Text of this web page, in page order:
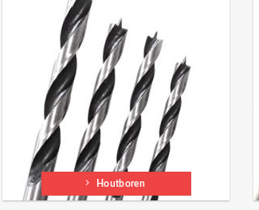
Houtboren